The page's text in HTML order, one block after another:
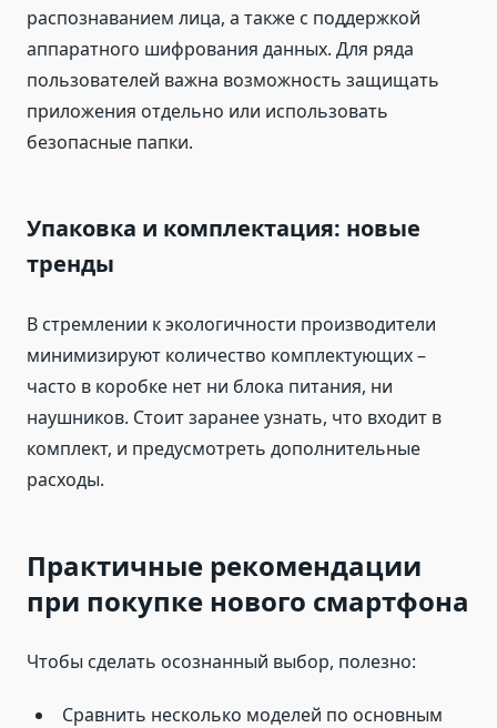
распознаванием лица, а также с поддержкой
аппаратного шифрования данных. Для ряда
пользователей важна возможность защищать
приложения отдельно или использовать
безопасные папки.
Упаковка и комплектация: новые
тренды
В стремлении к экологичности производители
минимизируют количество комплектующих –
часто в коробке нет ни блока питания, ни
наушников. Стоит заранее узнать, что входит в
комплект, и предусмотреть дополнительные
расходы.
Практичные рекомендации
при покупке нового смартфона
Чтобы сделать осознанный выбор, полезно:
Сравнить несколько моделей по основным